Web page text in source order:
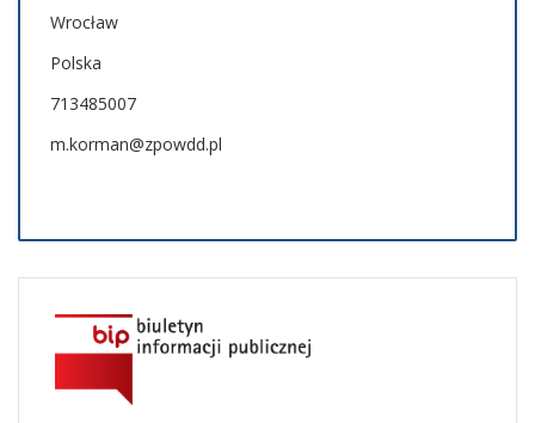
Wrocław
Polska
713485007
m.korman@zpowdd.pl